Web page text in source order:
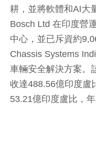
耕，並將軟體和AI大
Bosch Ltd 在印度營
中心，並已斥資約
Chassis Systems
車輛安全解決方案。
收達488.56億印度盧
53.21億印度盧比，年